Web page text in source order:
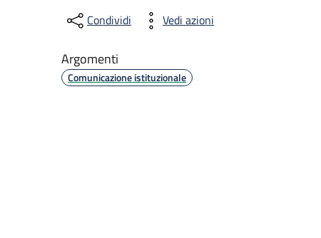
Condividi Vedi azioni
Argomenti
Comunicazione istituzionale